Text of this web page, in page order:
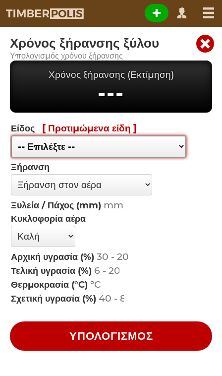
Χρόνος ξήρανσης ξύλου
Υπολογισμός χρόνου ξήρανσης
Χρόνος ξήρανσης (Εκτίμηση)
---
Είδος [ Προτιμώμενα είδη ]
Ξήρανση
Ξυλεία / Πάχος (mm)
Κυκλοφορία αέρα
Αρχική υγρασία (%)
Τελική υγρασία (%)
Θερμοκρασία (°C)
Σχετική υγρασία (%)
ΥΠΟΛΟΓΙΣΜΌΣ